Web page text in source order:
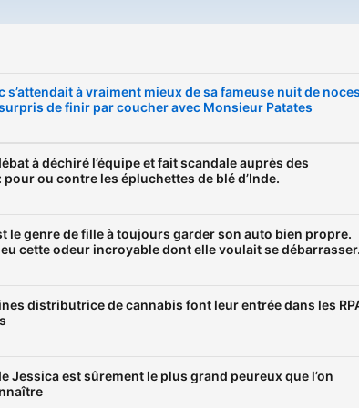
s’attendait à vraiment mieux de sa fameuse nuit de
de finir par coucher avec Monsieur Patates
à déchiré l’équipe et fait scandale auprès des
ou contre les épluchettes de blé d’Inde.
le genre de fille à toujours garder son auto bien propre.
eu cette odeur incroyable dont elle voulait se débarrasser.
distributrice de cannabis font leur entrée dans les
Jessica est sûrement le plus grand peureux que l’on